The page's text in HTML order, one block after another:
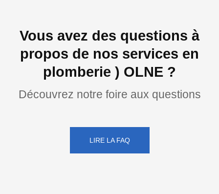
Vous avez des questions à
propos de nos services en
plomberie ) OLNE ?
Découvrez notre foire aux questions
LIRE LA FAQ